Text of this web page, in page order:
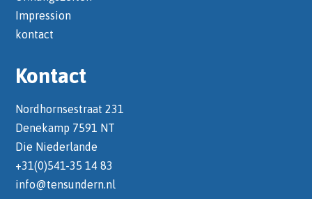
Impression
kontact
Kontact
Nordhornsestraat 231
Denekamp 7591 NT
Die Niederlande
+31(0)541-35 14 83
info@tensundern.nl